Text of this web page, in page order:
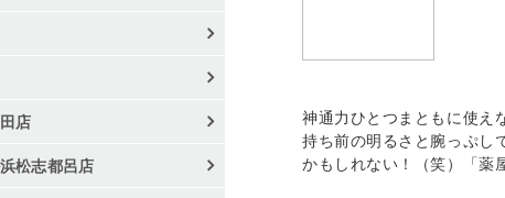
神通力ひとつまともに使え
持ち前の明るさと腕っぷし
かもしれない！（笑）「薬
店
松志都呂店